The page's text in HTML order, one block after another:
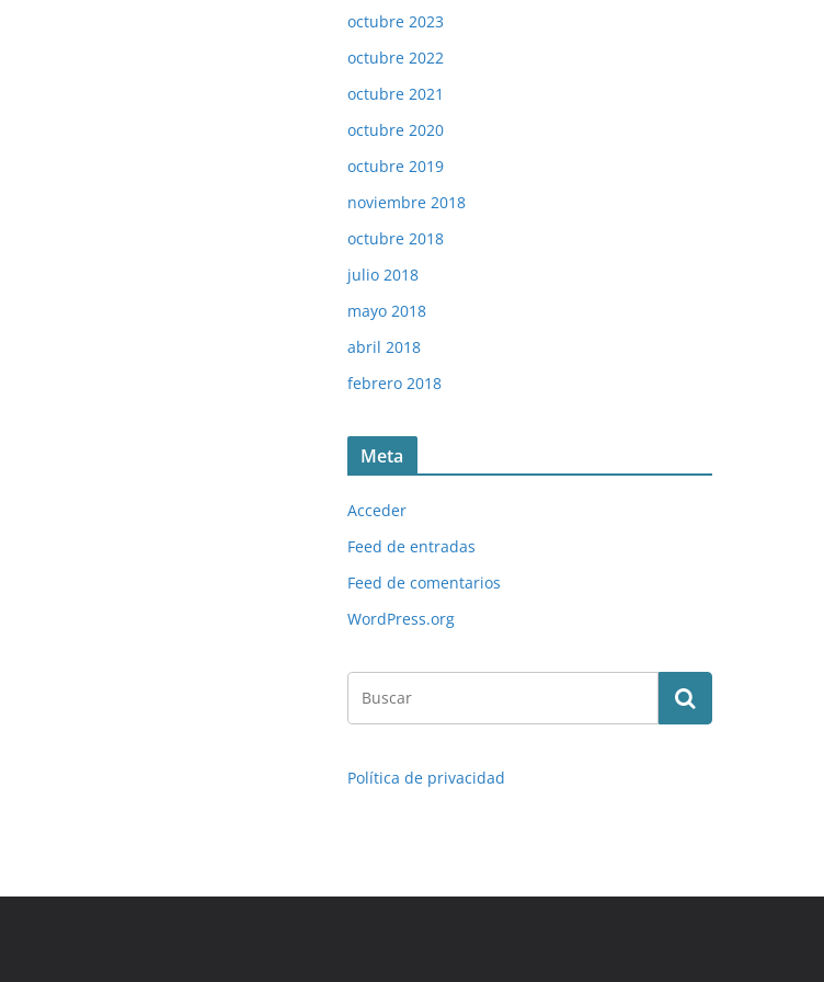
octubre 2023
octubre 2022
octubre 2021
octubre 2020
octubre 2019
noviembre 2018
octubre 2018
julio 2018
mayo 2018
abril 2018
febrero 2018
Meta
Acceder
Feed de entradas
Feed de comentarios
WordPress.org
Política de privacidad